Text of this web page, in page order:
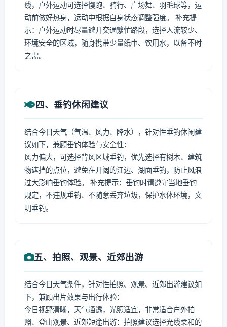
线，户外运动可选择慢跑、骑行、广场舞、羽毛球等，运
动前做好热身，运动中根据自身状态调整强度。 补充提
示：户外运动时尽量避开交通繁忙路段，选择人流较少、
环境安全的区域，随身携带少量纸巾、饮用水，以备不时
之需。
四、垂钓休闲建议
结合今日天气（气温、风力、降水），针对性垂钓休闲建
议如下，兼顾垂钓体验与安全性：
风力偏大，可选择背风区域垂钓，优先选择有树木、建筑
物遮挡的点位，避免在开阔的江边、湖面垂钓，防止风浪
过大影响垂钓体验。 补充提示：垂钓时请遵守当地垂钓
规定，不违规垂钓、不随意丢弃垃圾，保护水体环境，文
明垂钓。
五、拍照、观景、近郊出游
结合今日天气条件，针对性拍照、观景、近郊出游建议如
下，兼顾出片效果与出行体验：
今日视野清晰，天气通透，光照适宜，非常适合户外拍
照、登山观景、近郊短途出游：拍照建议选择光线柔和的